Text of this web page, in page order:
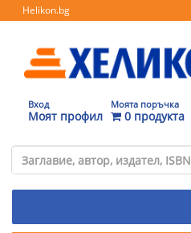
Helikon.bg
Вход
Моят профил
Моята поръчка
0 продукта